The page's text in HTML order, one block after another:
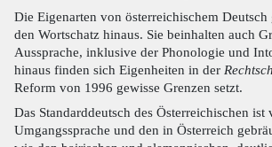
Die Eigenarten von österreichischem
den Wortschatz hinaus. Sie beinhalten auch
Aussprache, inklusive der Phonologie und
hinaus finden sich Eigenheiten in der
Reform von 1996 gewisse Grenzen setzt.
Das Standarddeutsch des Österreichischen ist
Umgangssprache und den in Österreich